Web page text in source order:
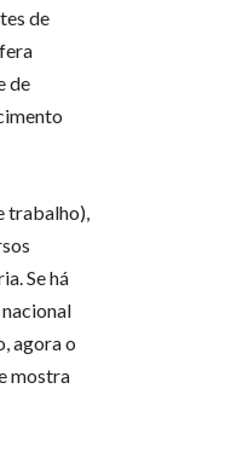
de
de
trabalho),
Se há
agora o
mostra